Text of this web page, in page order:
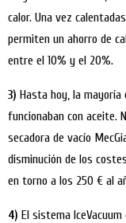
calor. Una vez
permiten un ahorro de
entre el 10% y el 20%.
3) Hasta hoy, la mayoría
funcionaban con aceite.
secadora de vacío
disminución de los
en torno a los 250 € al
4) El sistema